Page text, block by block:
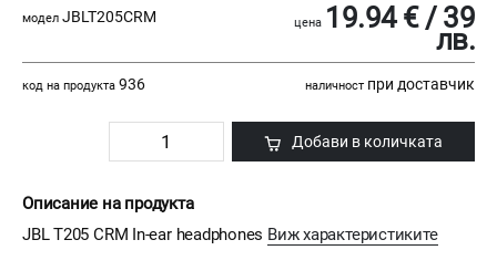
модел JBLT205CRM цена 19.94 € / 39
лв.
код на продукта 936 наличност при доставчик
Добави в количката
Описание на продукта
JBL T205 CRM In-ear headphones Виж характеристиките